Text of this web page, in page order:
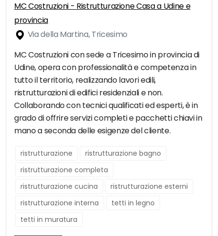
MC Costruzioni - Ristrutturazione Casa a Udine e
provincia
Via della Martina, Tricesimo
MC Costruzioni con sede a Tricesimo in provincia di
Udine, opera con professionalità e competenza in
tutto il territorio, realizzando lavori edili,
ristrutturazioni di edifici residenziali e non.
Collaborando con tecnici qualificati ed esperti, è in
grado di offrire servizi completi e pacchetti chiavi in
mano a seconda delle esigenze del cliente.
ristrutturazione
ristrutturazione bagno
ristrutturazione completa
ristrutturazione cucina
ristrutturazione esterni
ristrutturazione interna
tetti in legno
tetti in muratura